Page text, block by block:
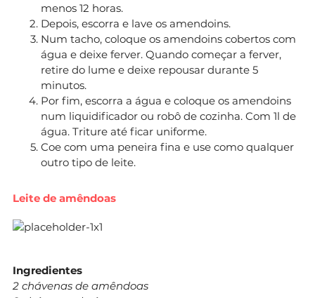
menos 12 horas.
Depois, escorra e lave os amendoins.
Num tacho, coloque os amendoins cobertos com
água e deixe ferver. Quando começar a ferver,
retire do lume e deixe repousar durante 5
minutos.
Por fim, escorra a água e coloque os amendoins
num liquidificador ou robô de cozinha. Com 1l de
água. Triture até ficar uniforme.
Coe com uma peneira fina e use como qualquer
outro tipo de leite.
Leite de amêndoas
Ingredientes
2 chávenas de amêndoas